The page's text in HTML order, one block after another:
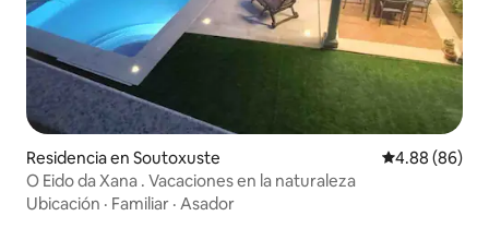
Residencia en Soutoxuste Calificación
4.88 (86)
O Eido da Xana . Vacaciones en la naturaleza
Ubicación · Familiar · Asador